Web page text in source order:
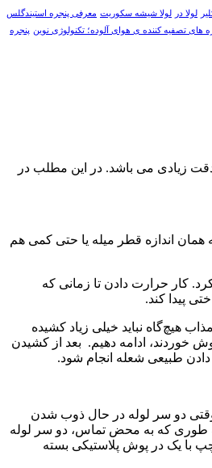
لولا در لولا شیشه سکوریت معرفی پنجره استیندگلس
های تصفیه کننده ی هوای آلوده؛ تکنولوژی نوین پنجره
دقت زیادی می باشد. در این مطلب در
همان اندازه قطر میله یا حتی کمی هم
کار حرارت دادن تا زمانی که
پیدا کند.
هیچ‌گاه نباید خیلی زیاد کشیده
خوردند، ادامه دهیم. بعد از کشیدن
دادن طبیعی شعله انجام شود.
وقتی دو سر لوله در حال ذوب شدن
به طوری که به محض تماس، دو سر لوله
با یک در پوش پلاستیکی بسته